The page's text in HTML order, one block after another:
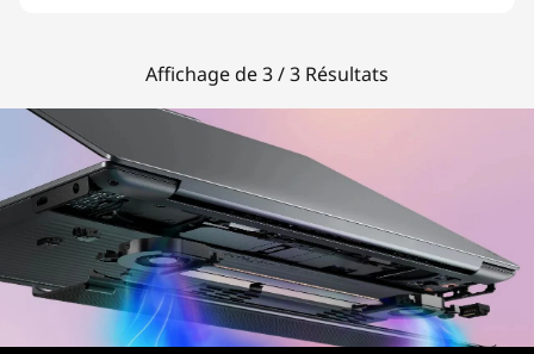
Affichage de 3 / 3 Résultats